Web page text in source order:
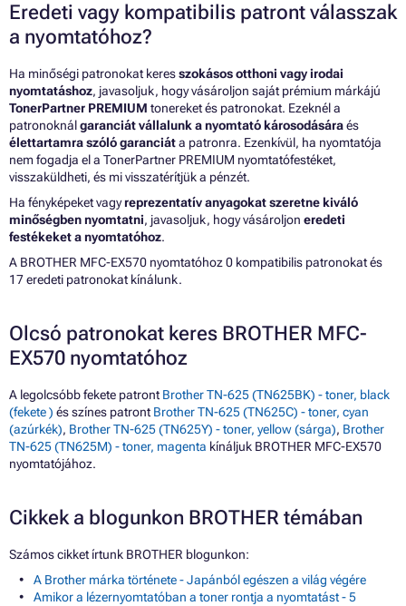
Eredeti vagy kompatibilis patront válasszak
a nyomtatóhoz?
Ha minőségi patronokat keresszokásos otthoni vagy irodai
nyomtatáshoz, javasoljuk, hogy vásároljon saját prémium márkájú
TonerPartner PREMIUM tonereket és patronokat. Ezeknél a
patronoknálgaranciát vállalunk a nyomtató károsodásáraés
élettartamra szóló garanciáta patronra. Ezenkívül, ha nyomtatója
nem fogadja el a TonerPartner PREMIUM nyomtatófestéket,
visszaküldheti, és mi visszatérítjük a pénzét.
Ha fényképeket vagyreprezentatív anyagokat szeretne kiváló
minőségben nyomtatni, javasoljuk, hogy vásároljon eredeti
festékeket a nyomtatóhoz.
A BROTHER MFC-EX570 nyomtatóhoz 0 kompatibilis patronokat és
17 eredeti patronokat kínálunk.
Olcsó patronokat keres BROTHER MFC-
EX570 nyomtatóhoz
A legolcsóbb fekete patrontBrother TN-625 (TN625BK) - toner, black
(fekete ) és színes patrontBrother TN-625 (TN625C) - toner, cyan
(azúrkék), Brother TN-625 (TN625Y) - toner, yellow (sárga), Brother
TN-625 (TN625M) - toner, magenta kínáljuk BROTHER MFC-EX570
nyomtatójához.
Cikkek a blogunkon BROTHER témában
Számos cikket írtunk BROTHER blogunkon:
A Brother márka története - Japánból egészen a világ végére
Amikor a lézernyomtatóban a toner rontja a nyomtatást - 5